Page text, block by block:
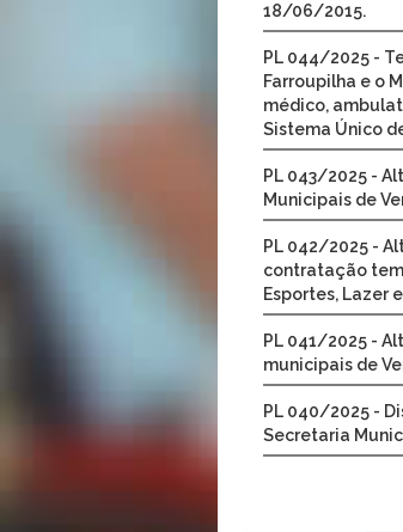
18/06/2015.
PL 044/2025 -
Farroupilha e o
médico,
Sistema Único
PL 043/2025 -
Municipais de
PL 042/2025 -
contratação
Esportes, Lazer
PL 041/2025 -
municipais de
PL 040/2025 -
Secretaria